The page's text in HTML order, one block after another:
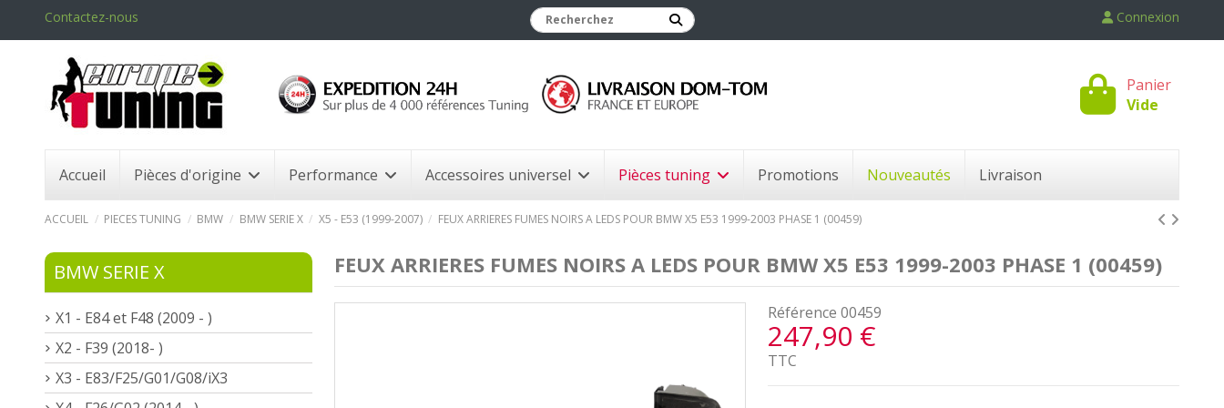
Contactez-nous Connexion
Panier
Vide
Accueil Pièces d'origine Performance Accessoires universel Pièces tuning Promotions Nouveautés Livraison
ACCUEIL PIECES TUNING BMW BMW SERIE X X5 - E53 (1999-2007) FEUX ARRIERES FUMES NOIRS A LEDS POUR BMW X5 E53 1999-2003 PHASE 1 (00459)
FEUX ARRIERES FUMES NOIRS A LEDS POUR BMW X5 E53 1999-2003 PHASE 1 (00459)
Référence 00459
247,90 €
TTC
BMW SERIE X
X1 - E84 et F48 (2009 - )
X2 - F39 (2018- )
X3 - E83/F25/G01/G08/iX3